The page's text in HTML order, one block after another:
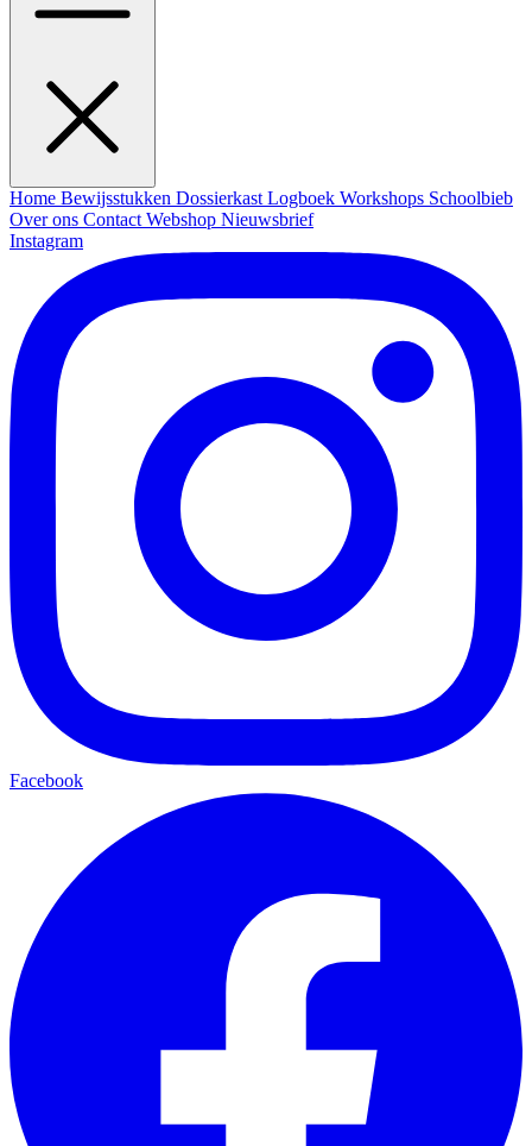
Home Bewijsstukken Dossierkast Logboek Workshops Schoolbieb
Over ons Contact Webshop Nieuwsbrief
Instagram
Facebook